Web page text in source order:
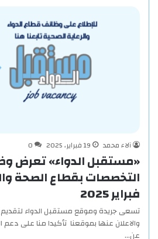
آلاء محمد
19 فبراير، 2025 0
«مستقبل الدواء» تعرض
فبراير 2025
تسعى جريدة وموقع مستقبل الدواء
والاعلان عنها بموقعنا تأكيدا منا على دعم
عن…